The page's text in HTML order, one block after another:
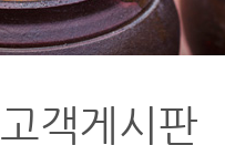
고객게시판